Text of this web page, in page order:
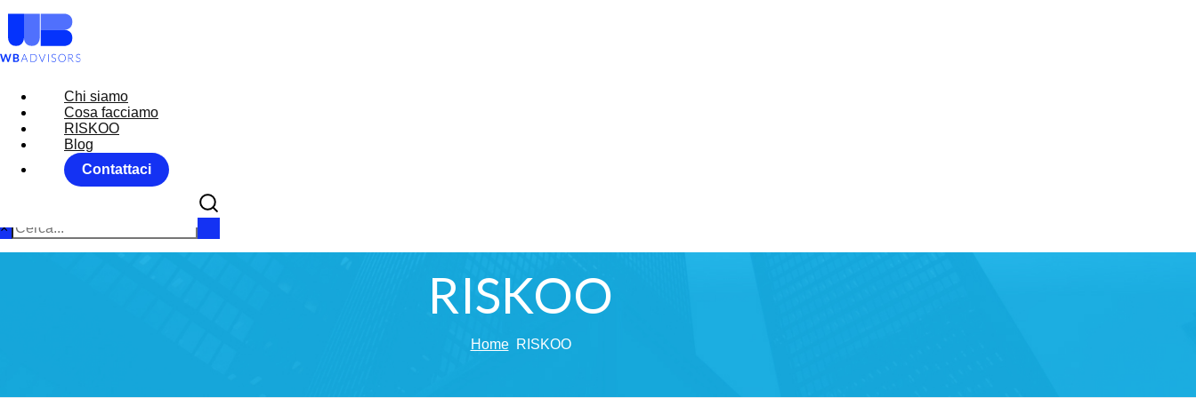
Chi siamo
Cosa facciamo
RISKOO
Blog
Contattaci
Chi siamo
Cosa facciamo
RISKOO
Blog
Contattaci
×
RISKOO
Home RISKOO